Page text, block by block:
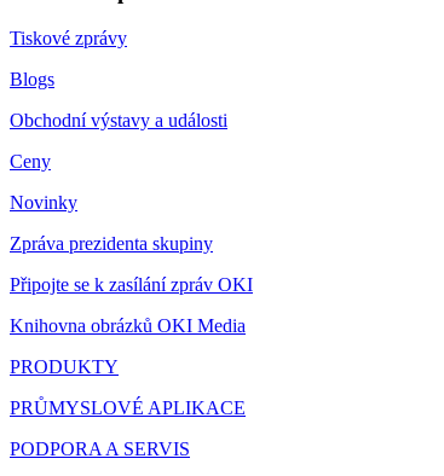
Tiskové zprávy
Blogs
Obchodní výstavy a události
Ceny
Novinky
Zpráva prezidenta skupiny
Připojte se k zasílání zpráv OKI
Knihovna obrázků OKI Media
PRODUKTY
PRŮMYSLOVÉ APLIKACE
PODPORA A SERVIS